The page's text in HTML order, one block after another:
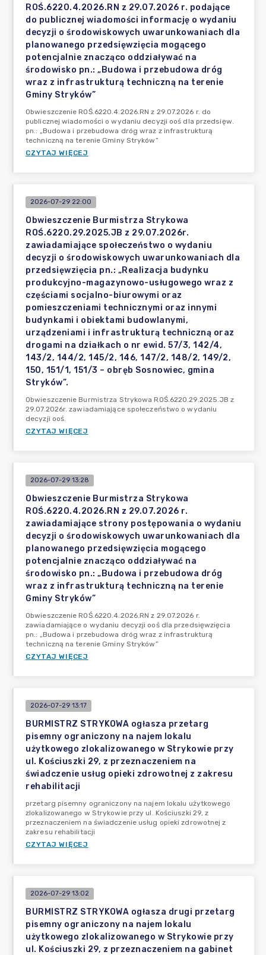
ROŚ.6220.4.2026.RN z 29.07.2026 r. podające
do publicznej wiadomości informację o wydaniu
decyzji o środowiskowych uwarunkowaniach dla
planowanego przedsięwzięcia mogącego
potencjalnie znacząco oddziaływać na
środowisko pn.: „Budowa i przebudowa dróg
wraz z infrastrukturą techniczną na terenie
Gminy Stryków”
Obwieszczenie ROŚ.6220.4.2026.RN z 29.07.2026 r. do
publicznej wiadomości o wydaniu decyzji ooś dla przedsięw.
pn.: „Budowa i przebudowa dróg wraz z infrastrukturą
techniczną na terenie Gminy Stryków”
CZYTAJ WIĘCEJ
2026-07-29 22:00
Obwieszczenie Burmistrza Strykowa
ROŚ.6220.29.2025.JB z 29.07.2026r.
zawiadamiające społeczeństwo o wydaniu
decyzji o środowiskowych uwarunkowaniach dla
przedsięwzięcia pn.: „Realizacja budynku
produkcyjno-magazynowo-usługowego wraz z
częściami socjalno-biurowymi oraz
pomieszczeniami technicznymi oraz innymi
budynkami i obiektami budowlanymi,
urządzeniami i infrastrukturą techniczną oraz
drogami na działkach o nr ewid. 57/3, 142/4,
143/2, 144/2, 145/2, 146, 147/2, 148/2, 149/2,
150, 151/1, 151/3 – obręb Sosnowiec, gmina
Stryków”.
Obwieszczenie Burmistrza Strykowa ROŚ.6220.29.2025.JB z
29.07.2026r. zawiadamiające społeczeństwo o wydaniu
decyzji ooś.
CZYTAJ WIĘCEJ
2026-07-29 13:28
Obwieszczenie Burmistrza Strykowa
ROŚ.6220.4.2026.RN z 29.07.2026 r.
zawiadamiające strony postępowania o wydaniu
decyzji o środowiskowych uwarunkowaniach dla
planowanego przedsięwzięcia mogącego
potencjalnie znacząco oddziaływać na
środowisko pn.: „Budowa i przebudowa dróg
wraz z infrastrukturą techniczną na terenie
Gminy Stryków”
Obwieszczenie ROŚ.6220.4.2026.RN z 29.07.2026 r.
zawiadamiające o wydaniu decyzji ooś dla przedsięwzięcia
pn.: „Budowa i przebudowa dróg wraz z infrastrukturą
techniczną na terenie Gminy Stryków”
CZYTAJ WIĘCEJ
2026-07-29 13:17
BURMISTRZ STRYKOWA ogłasza przetarg
pisemny ograniczony na najem lokalu
użytkowego zlokalizowanego w Strykowie przy
ul. Kościuszki 29, z przeznaczeniem na
świadczenie usług opieki zdrowotnej z zakresu
rehabilitacji
przetarg pisemny ograniczony na najem lokalu użytkowego
zlokalizowanego w Strykowie przy ul. Kościuszki 29, z
przeznaczeniem na świadczenie usług opieki zdrowotnej z
zakresu rehabilitacji
CZYTAJ WIĘCEJ
2026-07-29 13:02
BURMISTRZ STRYKOWA ogłasza drugi przetarg
pisemny ograniczony na najem lokalu
użytkowego zlokalizowanego w Strykowie przy
ul. Kościuszki 29, z przeznaczeniem na gabinet